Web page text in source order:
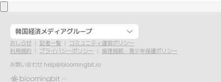
韓国経済メディアグループ
おしらせ 記者一覧
コミュニティ運営ポリシー
利用規約
プライバシーポリシー
倫理規範・青少年保護ポリシー
お問い合わせ help@bloomingbit.io